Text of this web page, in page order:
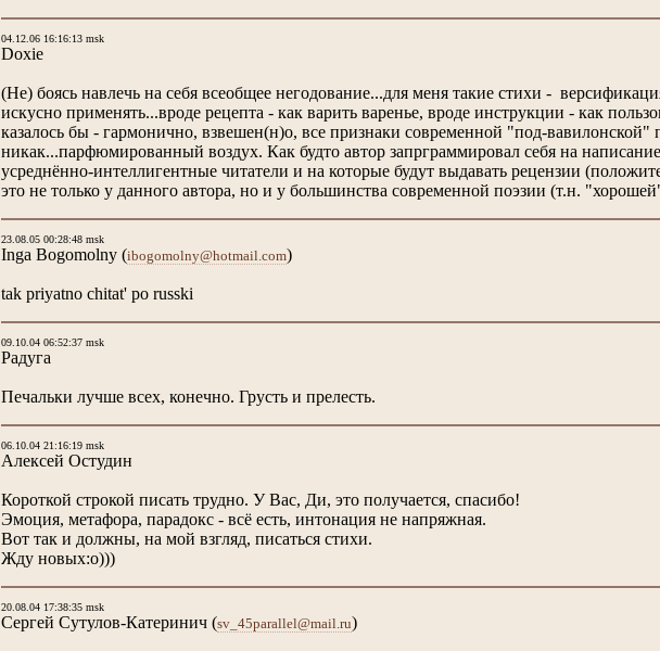
04.12.06 16:16:13 msk
Doxie
(Не) боясь навлечь на себя всеобщее негодование...для меня такие стихи -
искусно применять...вроде рецепта - как варить варенье, вроде инструкции - как
казалось бы - гармонично, взвешен(н)о, все признаки современной "под-вавилонской"
никак...парфюмированный воздух. Как будто автор запрграммировал себя на
усреднённо-интеллигентные читатели и на которые будут выдавать рецензии
это не только у данного автора, но и у большинства современной поэзии (т.н.
23.08.05 00:28:48 msk
Inga Bogomolny (ibogomolny@hotmail.com)
tak priyatno chitat' po russki
09.10.04 06:52:37 msk
Радуга
Печальки лучше всех, конечно. Грусть и прелесть.
06.10.04 21:16:19 msk
Алексей Остудин
Короткой строкой писать трудно. У Вас, Ди, это получается, спасибо!
Эмоция, метафора, парадокс - всё есть, интонация не напряжная.
Вот так и должны, на мой взгляд, писаться стихи.
Жду новых:о)))
20.08.04 17:38:35 msk
Сергей Сутулов-Катеринич (sv_45parallel@mail.ru)